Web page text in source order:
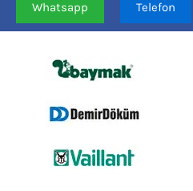
Whatsapp Telefon